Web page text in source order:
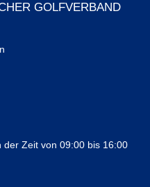
GOLFVERBAND
Zeit von 09:00 bis 16:00